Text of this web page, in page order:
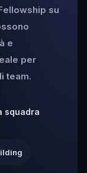
su
e
per
team.
squadra